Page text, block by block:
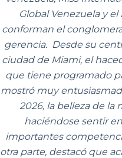
Global Venezuela y
conforman el
gerencia. Desde su
ciudad de Miami, el
que tiene programado
mostró muy
2026, la belleza de la
haciéndose sentir
importantes
otra parte, destacó que